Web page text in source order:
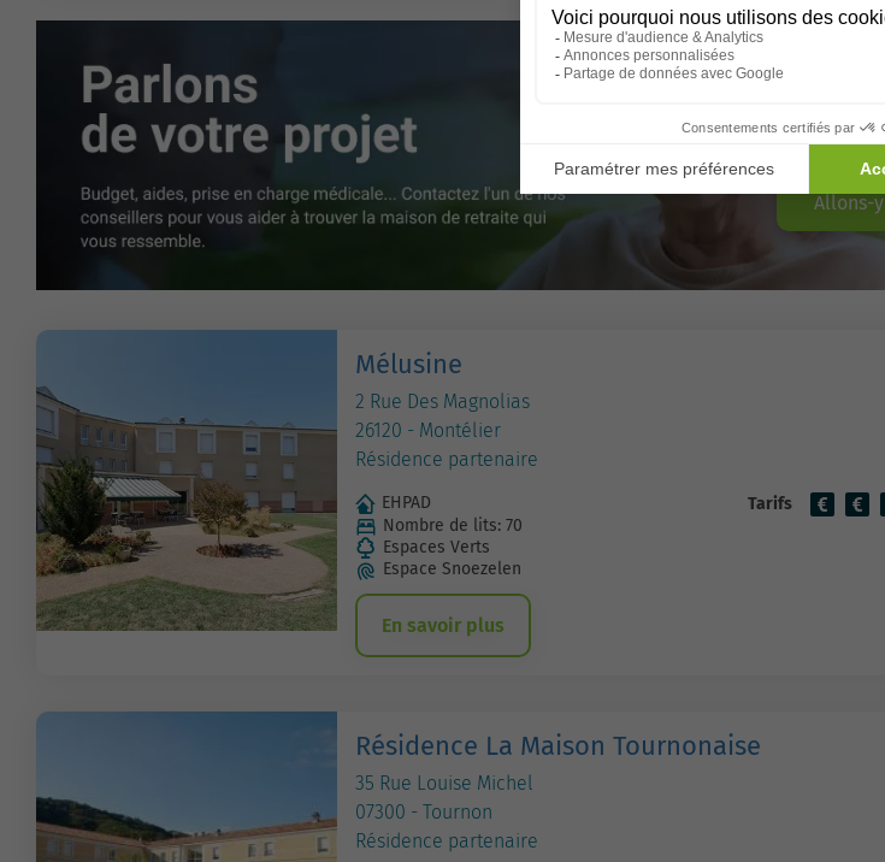
Allons-y
Mélusine
2 Rue Des Magnolias
26120 - Montélier
Résidence partenaire
EHPAD
Nombre de lits: 70
Espaces Verts
Espace Snoezelen
Tarifs
En savoir plus
Résidence La Maison Tournonaise
35 Rue Louise Michel
07300 - Tournon
Résidence partenaire